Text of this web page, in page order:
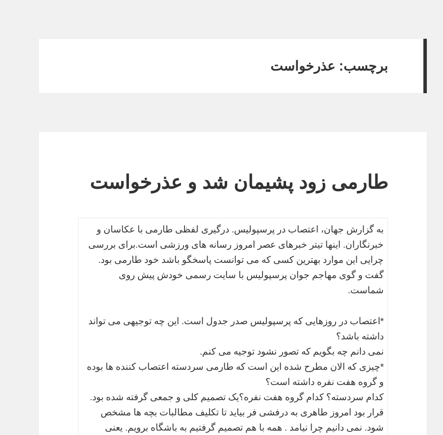
برچسب: عذرخواست
طارمی زود پشیمان شد و عذرخواست
به گزارش جهان، اعتصاب در پرسپولیس. درگیری لفظی طارمی با عکاسان و
خبرنگاران. اینها تیتر خبرهای عصر امروز رسانه های ورزشی است.برای بررسی
چرایی این موارد بهترین کسی که می توانست پاسخگو باشد خود طارمی بود.
گفت و گوی مهاجم جوان پرسپولیس با سایت رسمی خودش پیش روی
شماست.
*اعتصاب در روزهایی که پرسپولیس صدر جدول است. این چه توجیهی می تواند
داشته باشد؟
نمی دانم چه بگویم که تصور نشود توجیه می کنم.
*چیزی که الان مطرح شده این است که طارمی سردسته اعتصاب کننده ها بوده
و گروه هفت نفره داشته است؟
کدام سردسته؟ کدام گروه هفت نفره؟یک تصمیم کلی و جمعی گرفته شده بود.
قرار بود امروز طاهری به درفشی فر بیاید تا تکلیف مطالبات بچه ها مشخص
شود. نمی دانیم چرا نیامد . همه با هم تصمیم گرفتیم به باشگاه برویم. یعنی